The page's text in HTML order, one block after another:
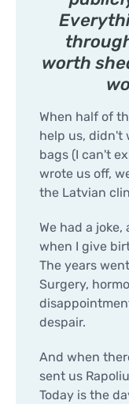
worth
When half of
help us, didn't
bags (I can't
wrote us off,
the Latvian
We had a
when I give
The years
Surgery,
despair.
And when
sent us
Today is the